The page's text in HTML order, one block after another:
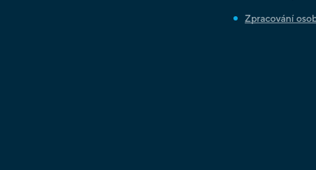
Zpracování